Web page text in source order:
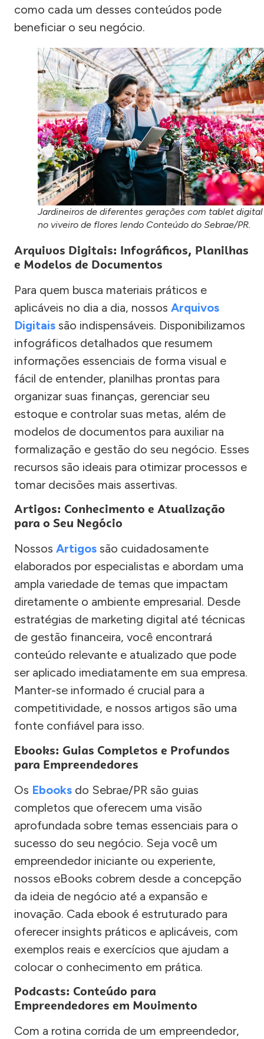
como cada um desses conteúdos pode
beneficiar o seu negócio.
Jardineiros de diferentes gerações com tablet digital
no viveiro de flores lendo Conteúdo do Sebrae/PR.
Arquivos Digitais: Infográficos, Planilhas
e Modelos de Documentos
Para quem busca materiais práticos e
aplicáveis no dia a dia, nossos Arquivos
Digitais são indispensáveis. Disponibilizamos
infográficos detalhados que resumem
informações essenciais de forma visual e
fácil de entender, planilhas prontas para
organizar suas finanças, gerenciar seu
estoque e controlar suas metas, além de
modelos de documentos para auxiliar na
formalização e gestão do seu negócio. Esses
recursos são ideais para otimizar processos e
tomar decisões mais assertivas.
Artigos: Conhecimento e Atualização
para o Seu Negócio
Nossos Artigos são cuidadosamente
elaborados por especialistas e abordam uma
ampla variedade de temas que impactam
diretamente o ambiente empresarial. Desde
estratégias de marketing digital até técnicas
de gestão financeira, você encontrará
conteúdo relevante e atualizado que pode
ser aplicado imediatamente em sua empresa.
Manter-se informado é crucial para a
competitividade, e nossos artigos são uma
fonte confiável para isso.
Ebooks: Guias Completos e Profundos
para Empreendedores
Os Ebooks do Sebrae/PR são guias
completos que oferecem uma visão
aprofundada sobre temas essenciais para o
sucesso do seu negócio. Seja você um
empreendedor iniciante ou experiente,
nossos eBooks cobrem desde a concepção
da ideia de negócio até a expansão e
inovação. Cada ebook é estruturado para
oferecer insights práticos e aplicáveis, com
exemplos reais e exercícios que ajudam a
colocar o conhecimento em prática.
Podcasts: Conteúdo para
Empreendedores em Movimento
Com a rotina corrida de um empreendedor,